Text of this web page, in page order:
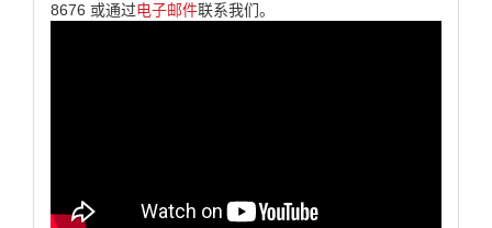
8676 或通过电子邮件联系我们。